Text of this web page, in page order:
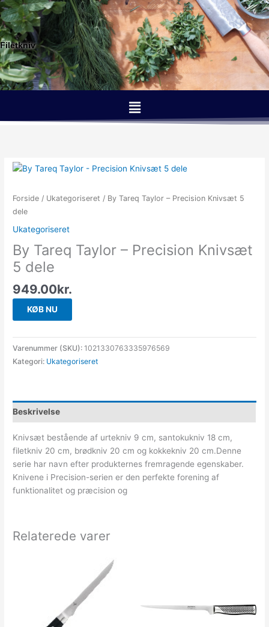
Gå
til
indholdet
Filetkniv
Menu
Forside / Ukategoriseret / By Tareq Taylor – Precision Knivsæt 5
dele
Ukategoriseret
By Tareq Taylor – Precision Knivsæt
5 dele
949.00kr.
KØB NU
Varenummer (SKU): 1021330763335976569
Kategori: Ukategoriseret
Beskrivelse
Knivsæt bestående af urtekniv 9 cm, santokukniv 18 cm,
filetkniv 20 cm, brødkniv 20 cm og kokkekniv 20 cm.Denne
serie har navn efter produkternes fremragende egenskaber.
Knivene i Precision-serien er den perfekte forening af
funktionalitet og præcision og
Relaterede varer